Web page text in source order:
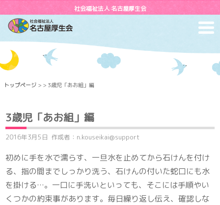
社会福祉法人 名古屋厚生会
トップページ > > 3歳児「あお組」編
3歳児「あお組」編
2016年3月5日 作成者：n.kouseikai@support
初めに手を水で濡らす、一旦水を止めてから石けんを付け
る、指の間までしっかり洗う、石けんの付いた蛇口にも水
を掛ける…。一口に手洗いといっても、そこには手順やい
くつかの約束事があります。毎日繰り返し伝え、確認しな